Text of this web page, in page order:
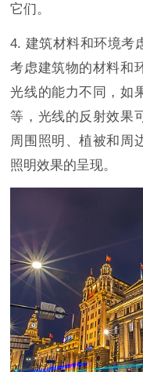
它们。
4. 建筑材料和环境考
考虑建筑物的材料和
光线的能力不同，如
等，光线的反射效果
周围照明、植被和周
照明效果的呈现。